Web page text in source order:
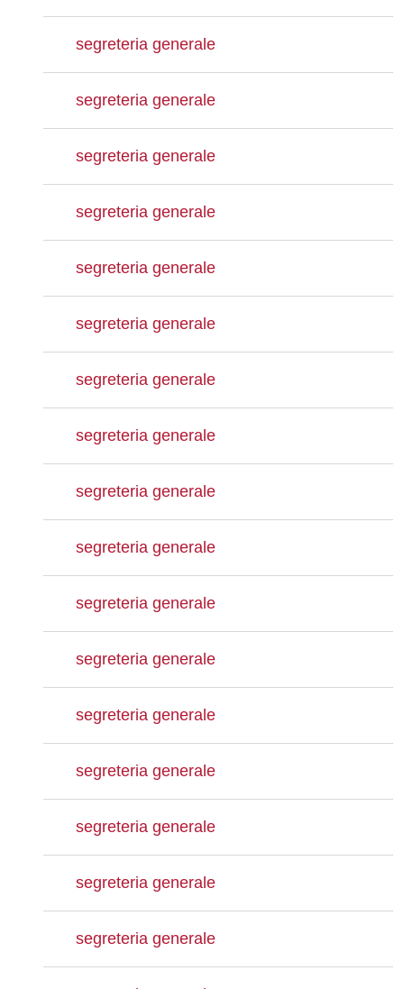
segreteria generale
segreteria generale
segreteria generale
segreteria generale
segreteria generale
segreteria generale
segreteria generale
segreteria generale
segreteria generale
segreteria generale
segreteria generale
segreteria generale
segreteria generale
segreteria generale
segreteria generale
segreteria generale
segreteria generale